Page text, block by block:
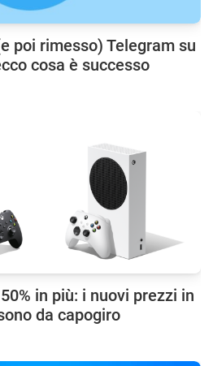
poi rimesso) Telegram su
cosa è successo
in più: i nuovi prezzi in
da capogiro